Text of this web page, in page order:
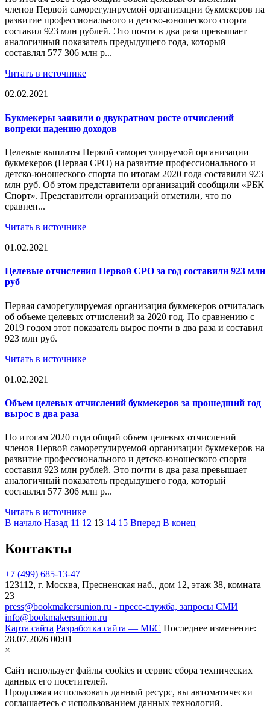
членов Первой саморегулируемой организации букмекеров на
развитие профессионального и детско-юношеского спорта
составил 923 млн рублей. Это почти в два раза превышает
аналогичный показатель предыдущего года, который
составлял 577 306 млн р...
Читать в источнике
02.02.2021
Букмекеры заявили о двукратном росте отчислений
вопреки падению доходов
Целевые выплаты Первой саморегулируемой организации
букмекеров (Первая СРО) на развитие профессионального и
детско-юношеского спорта по итогам 2020 года составили 923
млн руб. Об этом представители организаций сообщили «РБК
Спорт». Представители организаций отметили, что по
сравнен...
Читать в источнике
01.02.2021
Целевые отчисления Первой СРО за год составили 923 млн
руб
Первая саморегулируемая организация букмекеров отчиталась
об объеме целевых отчислений за 2020 год. По сравнению с
2019 годом этот показатель вырос почти в два раза и составил
923 млн руб.
Читать в источнике
01.02.2021
Объем целевых отчислений букмекеров за прошедший год
вырос в два раза
По итогам 2020 года общий объем целевых отчислений
членов Первой саморегулируемой организации букмекеров на
развитие профессионального и детско-юношеского спорта
составил 923 млн рублей. Это почти в два раза превышает
аналогичный показатель предыдущего года, который
составлял 577 306 млн р...
Читать в источнике
В начало Назад 11 12 13 14 15 Вперед В конец
Контакты
+7 (499) 685-13-47
123112, г. Москва, Пресненская наб., дом 12, этаж 38, комната
23
press@bookmakersunion.ru - пресс-служба, запросы СМИ
info@bookmakersunion.ru
Карта сайта Разработка сайта — МБС Последнее изменение:
28.07.2026 00:01
×
Сайт использует файлы cookies и сервис сбора технических
данных его посетителей.
Продолжая использовать данный ресурс, вы автоматически
соглашаетесь с использованием данных технологий.